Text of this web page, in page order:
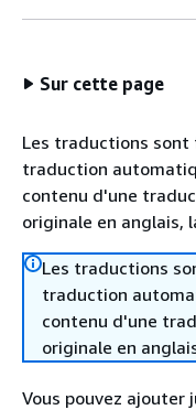
Sur cette page
Les traductions
traduction
contenu d'une
originale en anglais,
Les traductions
traduction
contenu d'une
originale en
Vous pouvez ajouter